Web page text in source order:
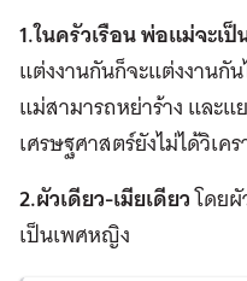
1.ในครัวเรือน พ่อแม่จะเ
แต่งงานกันก็จะแต่งงานกั
แม่สามารถหย่าร้าง และแ
เศรษฐศาสตร์ยังไม่ได้วิเ
2.ผัวเดียว-เมียเดียวโดย
เป็นเพศหญิง